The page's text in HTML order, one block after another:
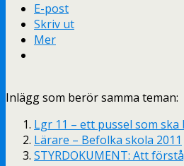
E-post
Skriv ut
Mer
Inlägg som berör samma teman:
Lgr 11 – ett pussel som ska
Lärare – Befolka skola 2011
STYRDOKUMENT: Att